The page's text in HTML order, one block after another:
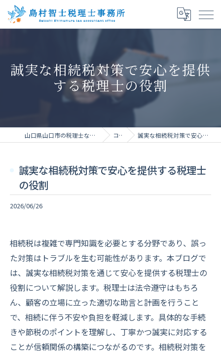
誠実な相続税対策で安心を提供
する税理士の役割
山口県山口市の税理士なら島村智士税理士事務所 コラム 誠実な相続税対策で安心を提供する税理士の役割
誠実な相続税対策で安心を提供する税理士
の役割
2026/06/26
相続税は複雑で専門知識を必要とする分野であり、誤っ
た対策はトラブルを生む可能性があります。本ブログで
は、誠実な相続税対策を通じて安心を提供する税理士の
役割について解説します。税理士は法令遵守はもちろ
ん、顧客の立場に立った適切な助言と計画を行うこと
で、相続に伴う不安や負担を軽減します。具体的な手続
きや節税のポイントを理解し、丁寧かつ誠実に対応する
ことが信頼関係の構築につながるのです。相続税対策を